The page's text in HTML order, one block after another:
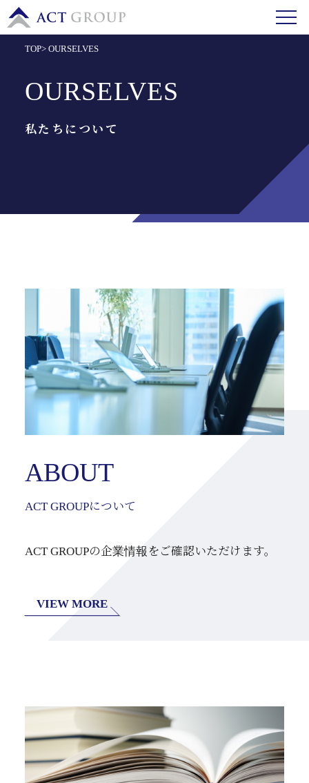
TOP> OURSELVES
OURSELVES
私たちについて
ABOUT
ACT GROUPについて
ACT GROUPの企業情報をご確認いただけます。
VIEW MORE